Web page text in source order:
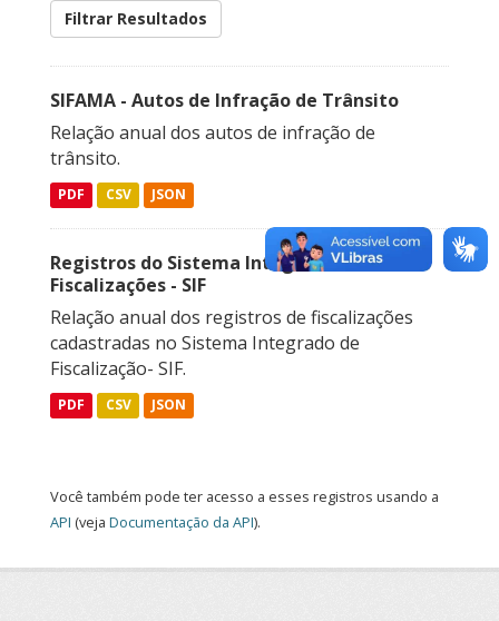
Filtrar Resultados
SIFAMA - Autos de Infração de Trânsito
Relação anual dos autos de infração de
trânsito.
PDF CSV JSON
Registros do Sistema Integrado de
Fiscalizações - SIF
Relação anual dos registros de fiscalizações
cadastradas no Sistema Integrado de
Fiscalização- SIF.
PDF CSV JSON
Você também pode ter acesso a esses registros usando a
API (veja Documentação da API).